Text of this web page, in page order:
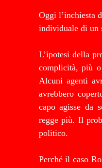
Oggi l’inchiesta
individuale di un
L’ipotesi della
complicità, più
Alcuni agenti
avrebbero
capo agisse da
regge più. Il
politico.
Perché il caso